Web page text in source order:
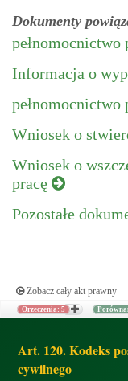
Dokumenty
pełnomocnictwo
Informacja o
pełnomocnictwo
Wniosek o
Wniosek o
pracę
Pozostałe
Zobacz cały akt prawny
Orzeczenia: 5
Art. 120. Kodeks
cywilnego